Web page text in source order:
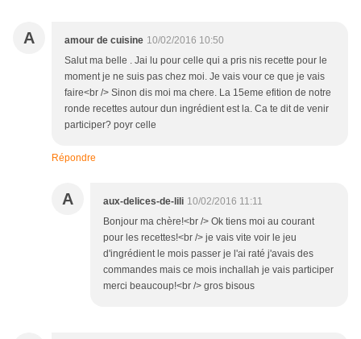
A amour de cuisine 10/02/2016 10:50
Salut ma belle . Jai lu pour celle qui a pris nis recette pour le
moment je ne suis pas chez moi. Je vais vour ce que je vais
faire<br /> Sinon dis moi ma chere. La 15eme efition de notre
ronde recettes autour dun ingrédient est la. Ca te dit de venir
participer? poyr celle
Répondre
A aux-delices-de-lili 10/02/2016 11:11
Bonjour ma chère!<br /> Ok tiens moi au courant
pour les recettes!<br /> je vais vite voir le jeu
d'ingrédient le mois passer je l'ai raté j'avais des
commandes mais ce mois inchallah je vais participer
merci beaucoup!<br /> gros bisous